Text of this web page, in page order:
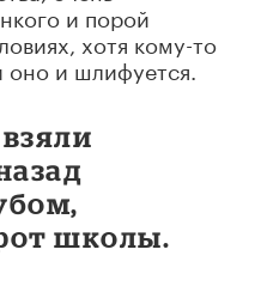
и порой
хотя кому-то
оно и шлифуется.
школы.